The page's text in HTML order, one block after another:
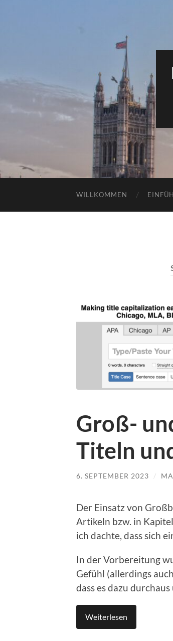
WILLKOMMEN
Groß-
Titeln
6. SEPTEMBER 2023 /
Der Ein­satz von
Artikeln bzw. in
ich dachte, dass sich
In der Vor­bere­itung
Gefühl (allerd­ings
dass es dazu
Weit­er­lesen